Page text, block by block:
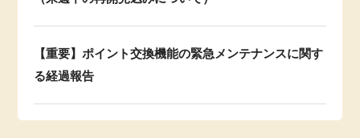
【重要】ポイント交換機能の緊急メンテナンスに関す
る経過報告